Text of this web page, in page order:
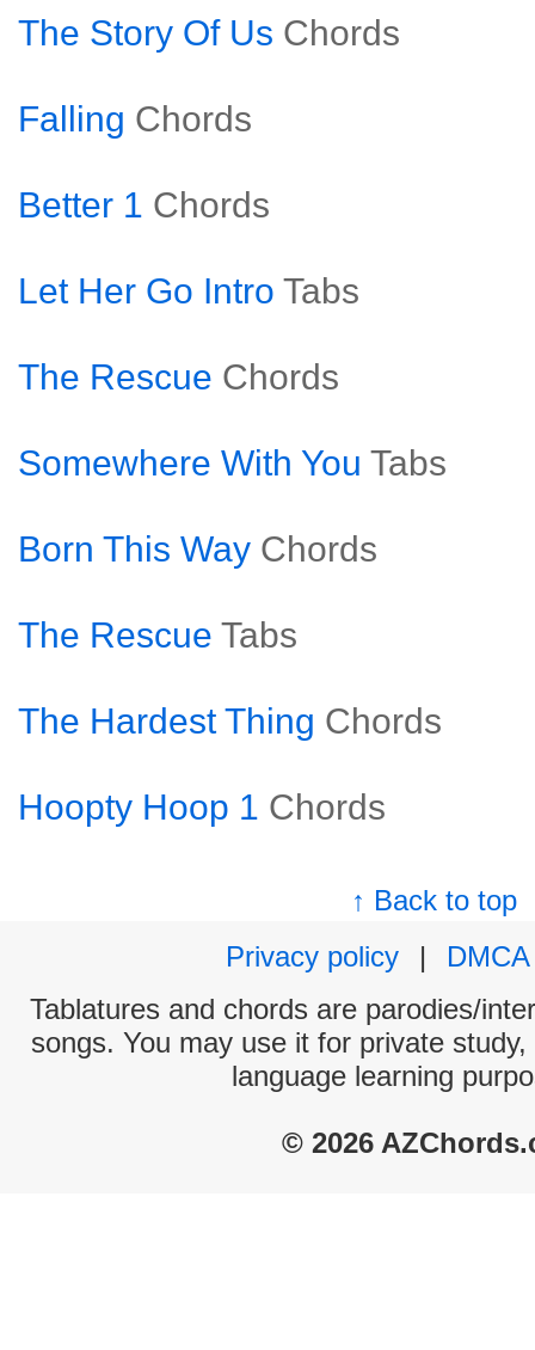
The Story Of Us Chords
Falling Chords
Better 1 Chords
Let Her Go Intro Tabs
The Rescue Chords
Somewhere With You Tabs
Born This Way Chords
The Rescue Tabs
The Hardest Thing Chords
Hoopty Hoop 1 Chords
↑ Back to top
Privacy policy
|
DMCA
Tablatures and chords are parodies/
songs. You may use it for private
language learning
© 2026